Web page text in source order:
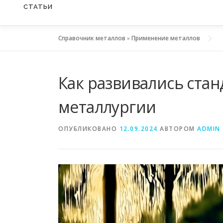
СТАТЬИ
Справочник металлов »Применение металлов
Как развивались
металлургии
ОПУБЛИКОВАНО 12.09.2024 АВТОРОМ ADMIN